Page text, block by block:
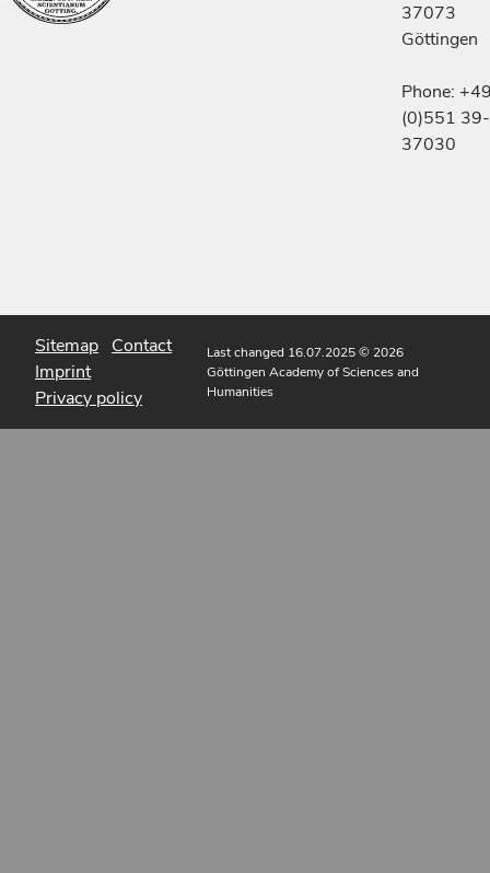
37073
Göttingen
Phone:
(0)551 39-
37030
Sitemap Contact
Imprint
Privacy policy
Last changed 16.07.2025© 2026
Göttingen Academy of Sciences and
Humanities